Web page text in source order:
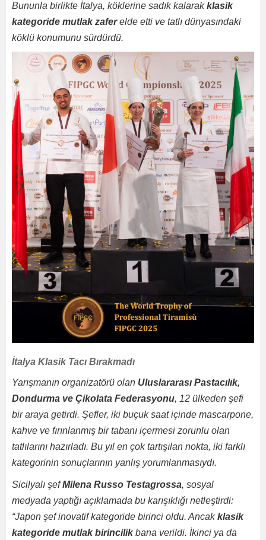
Bununla birlikte İtalya, köklerine sadık kalarakklasik
kategoride mutlak zaferelde etti ve tatlı dünyasındaki
köklü konumunu sürdürdü.
İtalya Klasik Tacı Bırakmadı
Yarışmanın organizatörü olan Uluslararası Pastacılık,
Dondurma ve Çikolata Federasyonu, 12 ülkeden şefi
bir araya getirdi. Şefler, iki buçuk saat içinde mascarpone,
kahve ve fırınlanmış bir tabanı içermesi zorunlu olan
tatlılarını hazırladı. Bu yıl en çok tartışılan nokta, iki farklı
kategorinin sonuçlarının yanlış yorumlanmasıydı.
Sicilyalı şefMilena Russo Testagrossa, sosyal
medyada yaptığı açıklamada bu karışıklığı netleştirdi:
“Japon şef inovatif kategoride birinci oldu. Ancakklasik
kategoride mutlak birincilikbana verildi. İkinci ya da